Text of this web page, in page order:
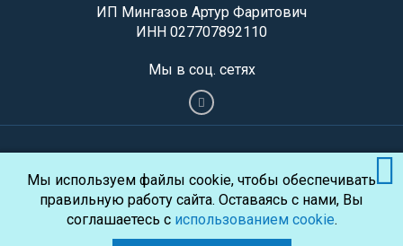
ИП Мингазов Артур Фаритович
ИНН 027707892110
Мы в соц. сетях
Политика конфиденциальности
Пользовательское соглашение
Соглашение об использовании cookie
Мы используем файлы cookie, чтобы обеспечивать
правильную работу сайта. Оставаясь с нами, Вы
соглашаетесь с использованием cookie.